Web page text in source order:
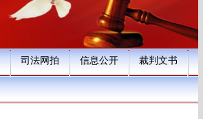
司法网拍 信息公开 裁判文书